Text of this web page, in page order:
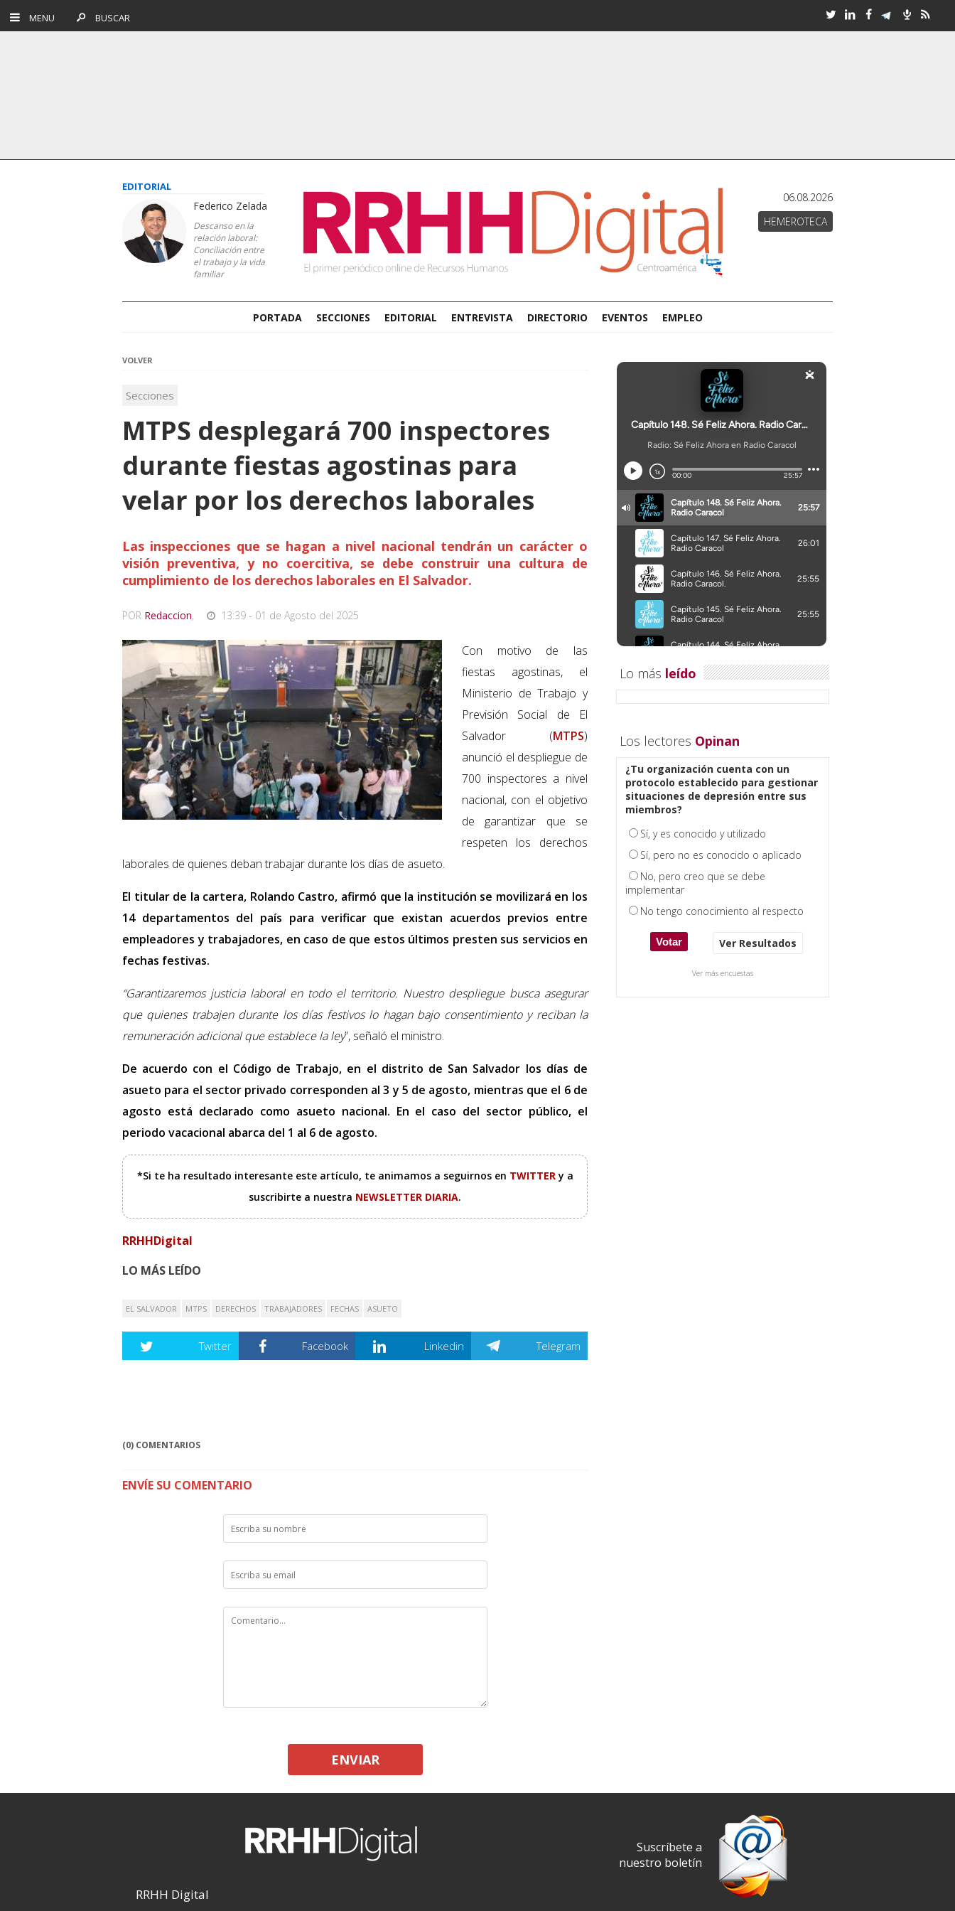
MENU BUSCAR
EDITORIAL
Federico Zelada
Descanso en la
relación laboral:
Conciliación entre
el trabajo y la vida
familiar
06.08.2026
HEMEROTECA
PORTADA SECCIONES EDITORIAL ENTREVISTA DIRECTORIO EVENTOS EMPLEO
VOLVER
Secciones
MTPS desplegará 700 inspectores
durante fiestas agostinas para
velar por los derechos laborales
Las inspecciones que se hagan a nivel nacional tendrán un carácter o
visión preventiva, y no coercitiva, se debe construir una cultura de
cumplimiento de los derechos laborales en El Salvador.
POR Redaccion, 13:39 - 01 de Agosto del 2025
Con motivo de las
fiestas agostinas, el
Ministerio de Trabajo y
Previsión Social de El
Salvador (MTPS)
anunció el despliegue de
700 inspectores a nivel
nacional, con el objetivo
de garantizar que se
respeten los derechos
laborales de quienes deban trabajar durante los días de asueto.
El titular de la cartera, Rolando Castro, afirmó que la institución se movilizará en los
14 departamentos del país para verificar que existan acuerdos previos entre
empleadores y trabajadores, en caso de que estos últimos presten sus servicios en
fechas festivas.
“Garantizaremos justicia laboral en todo el territorio. Nuestro despliegue busca asegurar
que quienes trabajen durante los días festivos lo hagan bajo consentimiento y reciban la
remuneración adicional que establece la ley”, señaló el ministro.
De acuerdo con el Código de Trabajo, en el distrito de San Salvador los días de
asueto para el sector privado corresponden al 3 y 5 de agosto, mientras que el 6 de
agosto está declarado como asueto nacional. En el caso del sector público, el
periodo vacacional abarca del 1 al 6 de agosto.
*Si te ha resultado interesante este artículo, te animamos a seguirnos en TWITTERy a
suscribirte a nuestra NEWSLETTER DIARIA.
RRHHDigital
LO MÁS LEÍDO
EL SALVADOR MTPS DERECHOS TRABAJADORES FECHAS ASUETO
Twitter Facebook Linkedin Telegram
(0) COMENTARIOS
ENVÍE SU COMENTARIO
ENVIAR
Lo más leído
Los lectores Opinan
¿Tu organización cuenta con un
protocolo establecido para gestionar
situaciones de depresión entre sus
miembros?
Sí, y es conocido y utilizado
Sí, pero no es conocido o aplicado
No, pero creo que se debe
implementar
No tengo conocimiento al respecto
Ver Resultados
Ver más encuestas
RRHH Digital
Suscríbete a
nuestro boletín